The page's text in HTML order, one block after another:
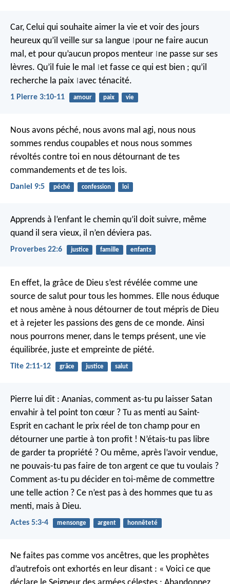
Car, Celui qui souhaite aimer la vie et voir des jours
heureux qu’il veille sur sa langue pour ne faire aucun
mal, et pour qu’aucun propos menteur ne passe sur ses
lèvres. Qu’il fuie le mal et fasse ce qui est bien ; qu’il
recherche la paix avec ténacité.
1 Pierre 3:10-11 amour paix vie
Nous avons péché, nous avons mal agi, nous nous
sommes rendus coupables et nous nous sommes
révoltés contre toi en nous détournant de tes
commandements et de tes lois.
Daniel 9:5 péché confession loi
Apprends à l’enfant le chemin qu’il doit suivre, même
quand il sera vieux, il n’en déviera pas.
Proverbes 22:6 justice famille enfants
En effet, la grâce de Dieu s’est révélée comme une
source de salut pour tous les hommes. Elle nous éduque
et nous amène à nous détourner de tout mépris de Dieu
et à rejeter les passions des gens de ce monde. Ainsi
nous pourrons mener, dans le temps présent, une vie
équilibrée, juste et empreinte de piété.
Tite 2:11-12 grâce justice salut
Pierre lui dit : Ananias, comment as-tu pu laisser Satan
envahir à tel point ton cœur ? Tu as menti au Saint-
Esprit en cachant le prix réel de ton champ pour en
détourner une partie à ton profit ! N’étais-tu pas libre
de garder ta propriété ? Ou même, après l’avoir vendue,
ne pouvais-tu pas faire de ton argent ce que tu voulais ?
Comment as-tu pu décider en toi-même de commettre
une telle action ? Ce n’est pas à des hommes que tu as
menti, mais à Dieu.
Actes 5:3-4 mensonge argent honnêteté
Ne faites pas comme vos ancêtres, que les prophètes
d’autrefois ont exhortés en leur disant : « Voici ce que